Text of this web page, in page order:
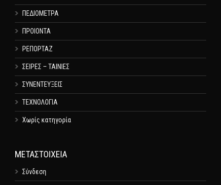
ΠΕΔΙΟΜΕΤΡΑ
ΠΡΟΙΟΝΤΑ
ΡΕΠΟΡΤΑΖ
ΣΕΙΡΕΣ – ΤΑΙΝΙΕΣ
ΣΥΝΕΝΤΕΥΞΕΙΣ
ΤΕΧΝΟΛΟΓΙΑ
Χωρίς κατηγορία
ΜΕΤΑΣΤΟΙΧΕΊΑ
Σύνδεση